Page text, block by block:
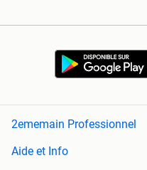
2ememain Professionnel
Aide et Info